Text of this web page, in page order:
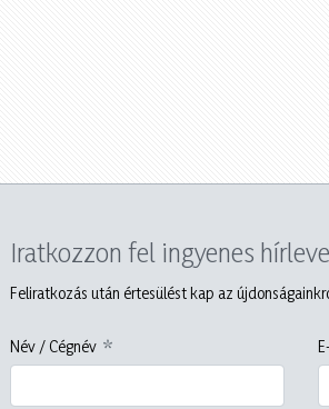
Iratkozzon fel ingyenes
Feliratkozás után értesülést kap az
Név / Cégnév